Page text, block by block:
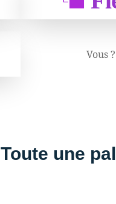
Vous ?
Toute une